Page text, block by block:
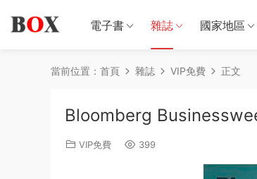
電子書 雜誌 國家地區
當前位置： 首頁 雜誌 VIP免費 正文
Bloomberg
VIP免費 399